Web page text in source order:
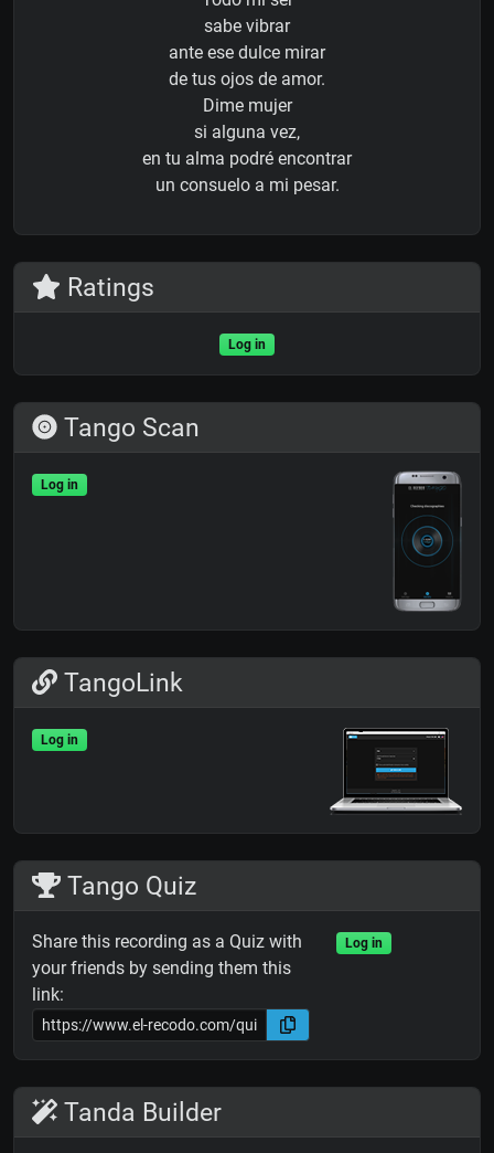
sabe vibrar
ante ese dulce mirar
de tus ojos de amor.
Dime mujer
si alguna vez,
en tu alma podré encontrar
un consuelo a mi pesar.
Ratings
Log in
Tango Scan
Log in
TangoLink
Log in
Tango Quiz
Share this recording as a Quiz with
your friends by sending them this
link:
Log in
Tanda Builder